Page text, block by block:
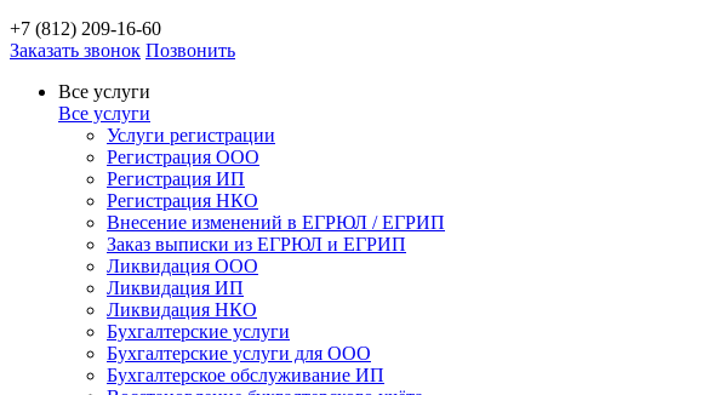
+7 (812) 209-16-60
Заказать звонок Позвонить
Все услуги
Все услуги
Услуги регистрации
Регистрация ООО
Регистрация ИП
Регистрация НКО
Внесение изменений в ЕГРЮЛ / ЕГРИП
Заказ выписки из ЕГРЮЛ и ЕГРИП
Ликвидация ООО
Ликвидация ИП
Ликвидация НКО
Бухгалтерские услуги
Бухгалтерские услуги для ООО
Бухгалтерское обслуживание ИП